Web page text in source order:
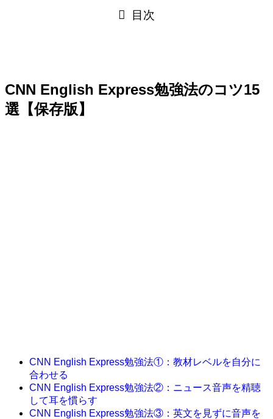
目次
CNN English Express勉強法のコツ15
選【保存版】
CNN English Express勉強法①：教材レベルを自分に
合わせる
CNN English Express勉強法②：ニュース音声を精聴
して耳を慣らす
CNN English Express勉強法③：英文を見ずに音声を